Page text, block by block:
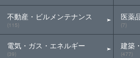
不動産・ビルメンテナンス
(115)
電気・ガス・エネルギー
(39)
医薬
(7)
建築
(477)